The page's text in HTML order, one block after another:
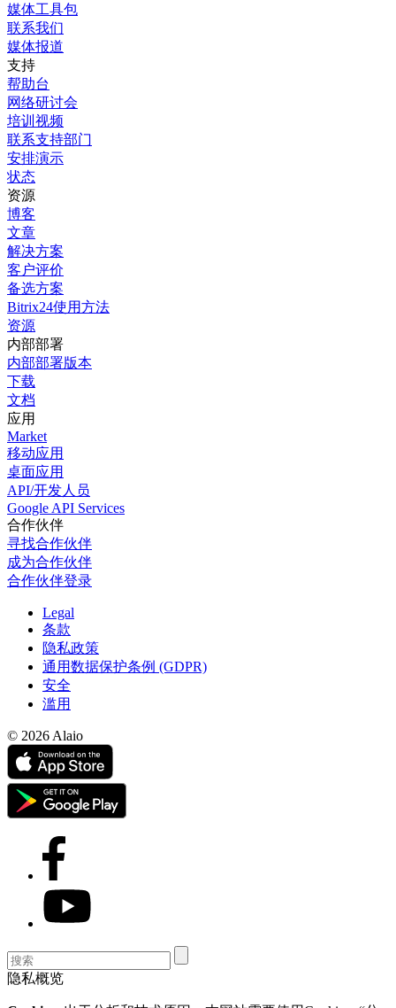
媒体工具包
联系我们
媒体报道
支持
帮助台
网络研讨会
培训视频
联系支持部门
安排演示
状态
资源
博客
文章
解决方案
客户评价
备选方案
Bitrix24使用方法
资源
内部部署
内部部署版本
下载
文档
应用
Market
移动应用
桌面应用
API/开发人员
Google API Services
合作伙伴
寻找合作伙伴
成为合作伙伴
合作伙伴登录
Legal
条款
隐私政策
通用数据保护条例 (GDPR)
安全
滥用
© 2026 Alaio
隐私概览